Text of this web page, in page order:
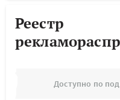
Реестр
Доступно по